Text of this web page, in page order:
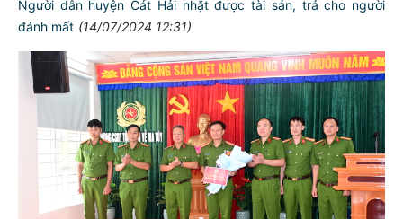
Người dân huyện Cát Hải nhặt được tài sản, trả cho người
đánh mất (14/07/2024 12:31)